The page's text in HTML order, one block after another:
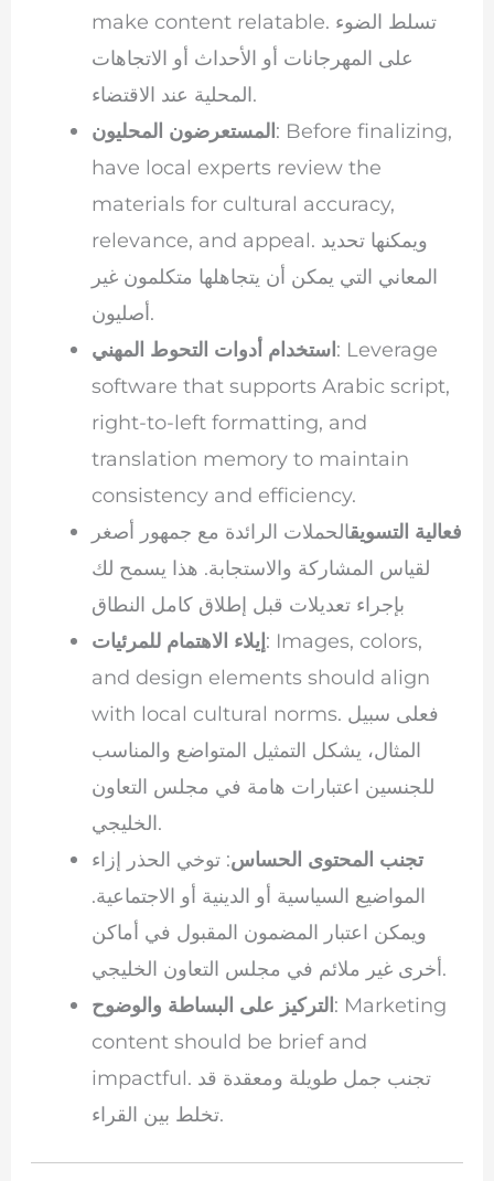
make content relatable. تسلط الضوء
على المهرجانات أو الأحداث أو الاتجاهات
المحلية عند الاقتضاء.
المستعرضون المحليون: Before finalizing,
have local experts review the
materials for cultural accuracy,
relevance, and appeal. ويمكنها تحديد
المعاني التي يمكن أن يتجاهلها متكلمون غير
أصليون.
استخدام أدوات التحوط المهني: Leverage
software that supports Arabic script,
right-to-left formatting, and
translation memory to maintain
consistency and efficiency.
فعالية التسويقالحملات الرائدة مع جمهور أصغر
لقياس المشاركة والاستجابة. هذا يسمح لك
بإجراء تعديلات قبل إطلاق كامل النطاق
إيلاء الاهتمام للمرئيات: Images, colors,
and design elements should align
with local cultural norms. فعلى سبيل
المثال، يشكل التمثيل المتواضع والمناسب
للجنسين اعتبارات هامة في مجلس التعاون
الخليجي.
تجنب المحتوى الحساس: توخي الحذر إزاء
المواضيع السياسية أو الدينية أو الاجتماعية.
ويمكن اعتبار المضمون المقبول في أماكن
أخرى غير ملائم في مجلس التعاون الخليجي.
التركيز على البساطة والوضوح: Marketing
content should be brief and
impactful. تجنب جمل طويلة ومعقدة قد
تخلط بين القراء.